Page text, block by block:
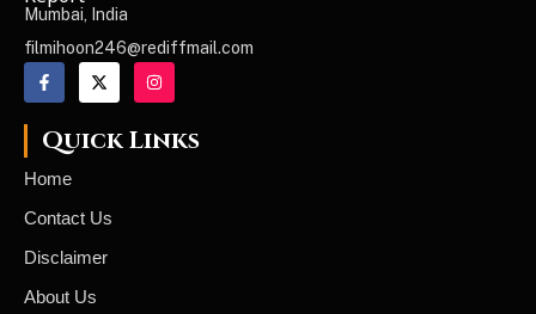
Mumbai, India
filmihoon246@rediffmail.com
Quick Links
Home
Contact Us
Disclaimer
About Us